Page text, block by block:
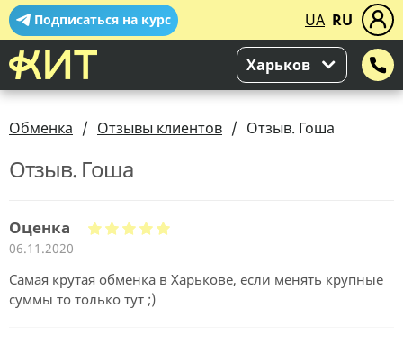
Подписаться на курс UA RU
Харьков
Обменка Отзывы клиентов Отзыв. Гоша
Отзыв. Гоша
Оценка
06.11.2020
Самая крутая обменка в Харькове, если менять крупные
суммы то только тут ;)